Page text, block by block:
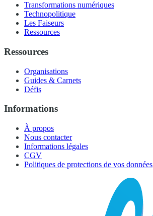
Transformations numériques
Technopolitique
Les Faiseurs
Ressources
Ressources
Organisations
Guides & Carnets
Défis
Informations
À propos
Nous contacter
Informations légales
CGV
Politiques de protections de vos données